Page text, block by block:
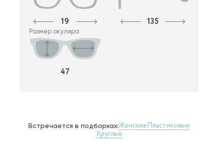
19 135
Размер окуляра
47
Встречается в подборках:ЖенскиеПластиковые
Круглые